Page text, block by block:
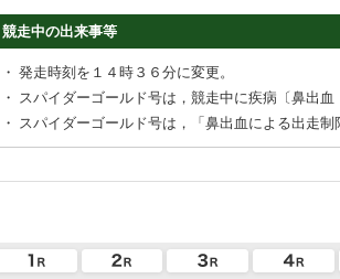
競走中の出来事等
・ 発走時刻を１４時３６分に変更。
・
スパイダーゴールド号は，競走中に疾病〔鼻出
・
スパイダーゴールド号は，「鼻出血による出走